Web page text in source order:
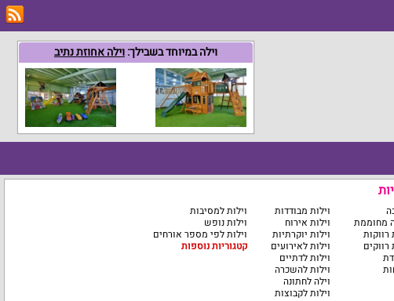
וילה במיוחד בשבילך:וילה אחוזת נתיב
מחוממת
רווקות
רווקים
וילות מבודדות
וילות אירוח
וילות יוקרתיות
וילות לאירועים
וילות לדתיים
וילות להשכרה
וילה לחתונה
וילות לקבוצות
וילות למסיבות
וילות נופש
וילות לפי מספר אורחים
קטגוריות נוספות